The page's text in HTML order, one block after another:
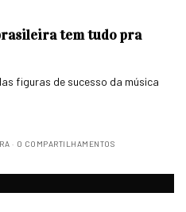
tem tudo pra
figuras de sucesso da música
0 COMPARTILHAMENTOS